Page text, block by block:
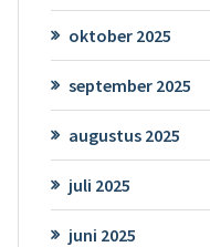
oktober 2025
september 2025
augustus 2025
juli 2025
juni 2025